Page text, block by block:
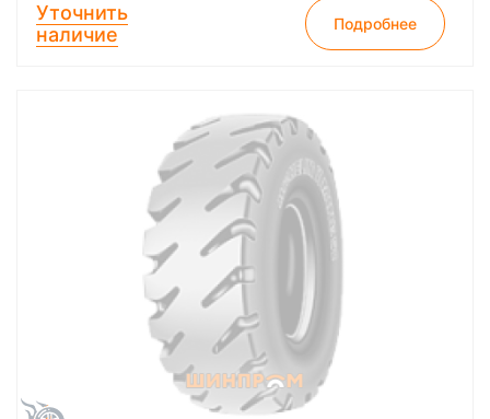
Уточнить
наличие
Подробнее